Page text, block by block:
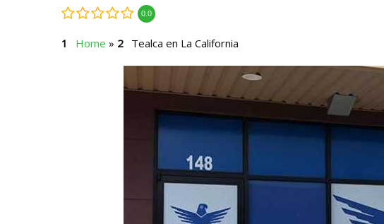
0.0
Home » Tealca en La California